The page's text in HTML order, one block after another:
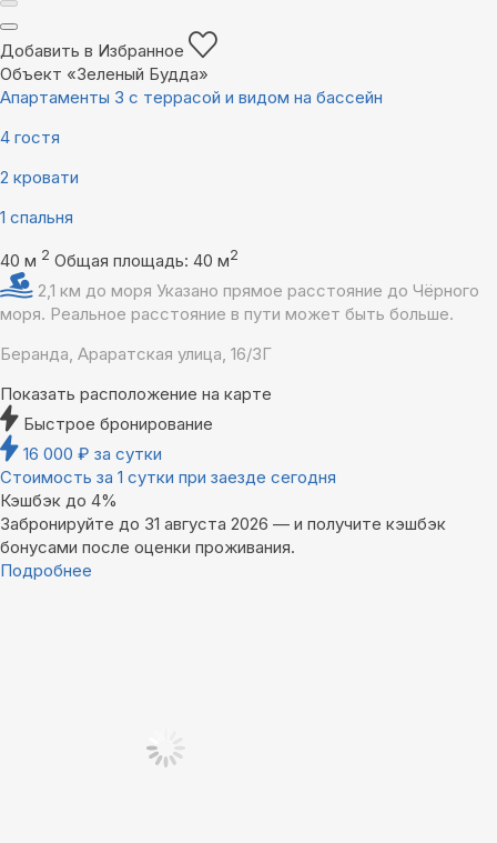
Добавить в Избранное
Объект «Зеленый Будда»
Апартаменты 3 с террасой и видом на бассейн
4 гостя
2 кровати
1 спальня
40 м 2 Общая площадь: 40 м2
2,1 км до моря Указано прямое расстояние до Чёрного
моря. Реальное расстояние в пути может быть больше.
Беранда, Араратская улица, 16/3Г
Показать расположение на карте
Быстрое бронирование
16 000 ₽ за сутки
Стоимость за 1 сутки при заезде сегодня
Кэшбэк до 4%
Забронируйте до 31 августа 2026 — и получите кэшбэк
бонусами после оценки проживания.
Подробнее